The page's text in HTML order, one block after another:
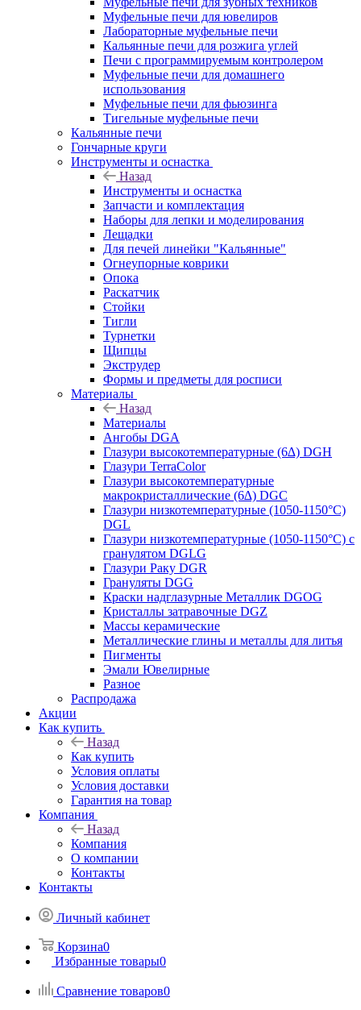
Муфельные печи для ювелиров
Лабораторные муфельные печи
Кальянные печи для розжига углей
Печи с программируемым контролером
Муфельные печи для домашнего
использования
Муфельные печи для фьюзинга
Тигельные муфельные печи
Кальянные печи
Гончарные круги
Инструменты и оснастка
Назад
Инструменты и оснастка
Запчасти и комплектация
Наборы для лепки и моделирования
Лещадки
Для печей линейки "Кальянные"
Огнеупорные коврики
Опока
Раскатчик
Стойки
Тигли
Турнетки
Щипцы
Экструдер
Формы и предметы для росписи
Материалы
Назад
Материалы
Ангобы DGA
Глазури высокотемпературные (6∆) DGH
Глазури TerraColor
Глазури высокотемпературные
макрокристаллические (6∆) DGC
Глазури низкотемпературные (1050-1150°С)
DGL
Глазури низкотемпературные (1050-1150°С) с
гранулятом DGLG
Глазури Раку DGR
Грануляты DGG
Краски надглазурные Металлик DGOG
Кристаллы затравочные DGZ
Массы керамические
Металлические глины и металлы для литья
Пигменты
Эмали Ювелирные
Разное
Распродажа
Акции
Как купить
Назад
Как купить
Условия оплаты
Условия доставки
Гарантия на товар
Компания
Назад
Компания
О компании
Контакты
Контакты
Личный кабинет
Корзина0
Избранные товары0
Сравнение товаров0